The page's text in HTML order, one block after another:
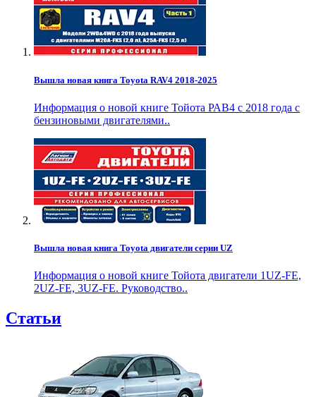
Вышла новая книга Toyota RAV4 2018-2025
Информация о новой книге Тойота РАВ4 с 2018 года с
бензиновыми двигателями..
Вышла новая книга Toyota двигатели серии UZ
Информация о новой книге Тойота двигатели 1UZ-FE,
2UZ-FE, 3UZ-FE. Руководство..
Статьи